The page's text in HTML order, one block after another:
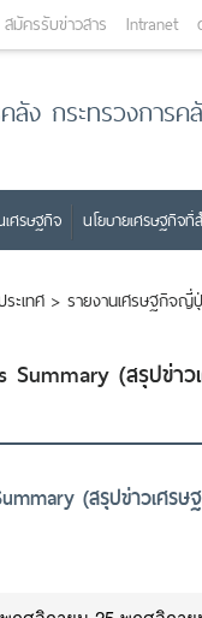
สมัครรับข่าวสาร Intranet
ลัง กระทรวงการค
เศรษฐกิจ นโยบายเศรษฐกิจ
ะเทศ > รายงานเศรษฐกิจญี่
(สรุปข่า
(สรุปข่าวเศร